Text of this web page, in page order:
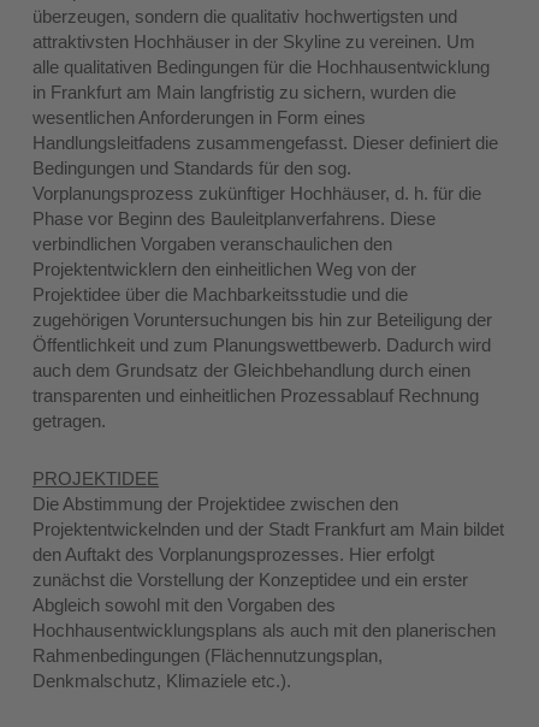
überzeugen, sondern die qualitativ hochwertigsten und
attraktivsten Hochhäuser in der Skyline zu vereinen. Um
alle qualitativen Bedingungen für die Hochhausentwicklung
in Frankfurt am Main langfristig zu sichern, wurden die
wesentlichen Anforderungen in Form eines
Handlungsleitfadens zusammengefasst. Dieser definiert die
Bedingungen und Standards für den sog.
Vorplanungsprozess zukünftiger Hochhäuser, d. h. für die
Phase vor Beginn des Bauleitplanverfahrens. Diese
verbindlichen Vorgaben veranschaulichen den
Projektentwicklern den einheitlichen Weg von der
Projektidee über die Machbarkeitsstudie und die
zugehörigen Voruntersuchungen bis hin zur Beteiligung der
Öffentlichkeit und zum Planungswettbewerb. Dadurch wird
auch dem Grundsatz der Gleichbehandlung durch einen
transparenten und einheitlichen Prozessablauf Rechnung
getragen.
PROJEKTIDEE
Die Abstimmung der Projektidee zwischen den
Projektentwickelnden und der Stadt Frankfurt am Main bildet
den Auftakt des Vorplanungsprozesses. Hier erfolgt
zunächst die Vorstellung der Konzeptidee und ein erster
Abgleich sowohl mit den Vorgaben des
Hochhausentwicklungsplans als auch mit den planerischen
Rahmenbedingungen (Flächennutzungsplan,
Denkmalschutz, Klimaziele etc.).